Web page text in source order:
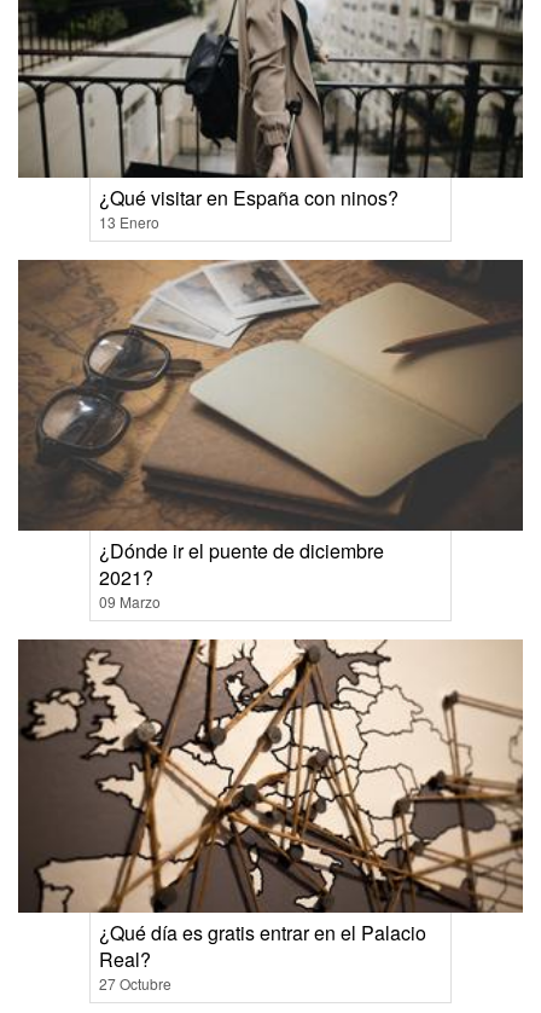
¿Qué visitar en España con ninos?
13 Enero
¿Dónde ir el puente de diciembre
2021?
09 Marzo
¿Qué día es gratis entrar en el Palacio
Real?
27 Octubre